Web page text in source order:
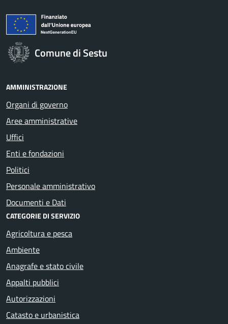
Comune di Sestu
AMMINISTRAZIONE
Organi di governo
Aree amministrative
Uffici
Enti e fondazioni
Politici
Personale amministrativo
Documenti e Dati
CATEGORIE DI SERVIZIO
Agricoltura e pesca
Ambiente
Anagrafe e stato civile
Appalti pubblici
Autorizzazioni
Catasto e urbanistica